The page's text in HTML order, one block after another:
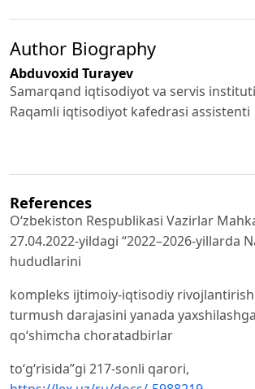
Author Biography
Abduvoxid Turayev
Samarqand iqtisodiyot va servis
Raqamli iqtisodiyot kafedrasi assistenti
References
Oʻzbekiston Respublikasi Vazirlar
27.04.2022-yildagi “2022–2026-yillarda
hududlarini
kompleks ijtimoiy-iqtisodiy
turmush darajasini yanada
qoʻshimcha choratadbirlar
toʻgʻrisida”gi 217-sonli qarori,